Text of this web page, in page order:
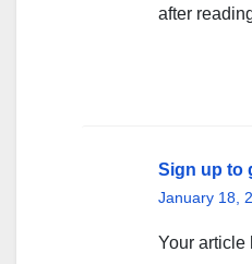
after
Sign up to
January 18,
Your article